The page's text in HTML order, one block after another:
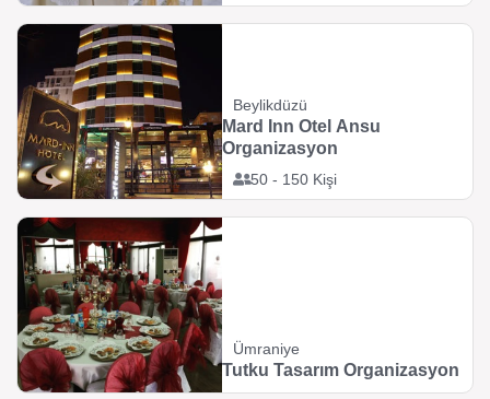
Beylikdüzü
50 - 150 Kişi
Mard Inn Otel Ansu
Organizasyon
Ümraniye
Tutku Tasarım Organizasyon